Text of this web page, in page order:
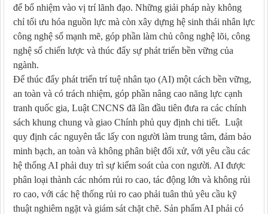
để bổ nhiệm vào vị trí lãnh đạo. Những giải pháp này không
chỉ tối ưu hóa nguồn lực mà còn xây dựng hệ sinh thái nhân lực
công nghệ số mạnh mẽ, góp phần làm chủ công nghệ lõi, công
nghệ số chiến lược và thúc đẩy sự phát triển bền vững của
ngành.
Để thúc đẩy phát triển trí tuệ nhân tạo (AI) một cách bền vững,
an toàn và có trách nhiệm, góp phần nâng cao năng lực cạnh
tranh quốc gia, Luật CNCNS đã lần đầu tiên đưa ra các chính
sách khung chung và giao Chính phủ quy định chi tiết. Luật
quy định các nguyên tắc lấy con người làm trung tâm, đảm bảo
minh bạch, an toàn và không phân biệt đối xử, với yêu cầu các
hệ thống AI phải duy trì sự kiểm soát của con người. AI được
phân loại thành các nhóm rủi ro cao, tác động lớn và không rủi
ro cao, với các hệ thống rủi ro cao phải tuân thủ yêu cầu kỹ
thuật nghiêm ngặt và giám sát chặt chẽ. Sản phẩm AI phải có